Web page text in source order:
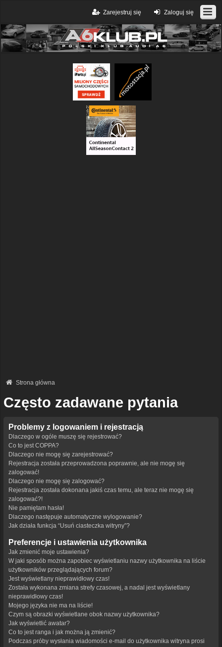
Zaloguj się
Zarejestruj się
Strona główna
Często zadawane pytania
Problemy z logowaniem i rejestracją
Dlaczego w ogóle muszę się rejestrować?
Co to jest COPPA?
Dlaczego nie mogę się zarejestrować?
Rejestracja została przeprowadzona poprawnie, ale nie mogę się
zalogować!
Dlaczego nie mogę się zalogować?
Rejestracja została dokonana jakiś czas temu, ale teraz nie mogę się
zalogować?!
Nie pamiętam hasła!
Dlaczego następuje automatyczne wylogowanie?
Jak działa funkcja “Usuń ciasteczka witryny”?
Preferencje i ustawienia użytkownika
Jak zmienić moje ustawienia?
W jaki sposób można zapobiec wyświetlaniu nazwy użytkownika na liście
użytkowników przeglądających forum?
Jest wyświetlany nieprawidłowy czas!
Została wykonana zmiana strefy czasowej, a nadal jest wyświetlany
nieprawidłowy czas!
Mojego języka nie ma na liście!
Czym są obrazki wyświetlane obok nazwy użytkownika?
Jak wyświetlić awatar?
Co to jest ranga i jak można ją zmienić?
Podczas próby wysłania wiadomości e-mail do użytkownika witryna prosi